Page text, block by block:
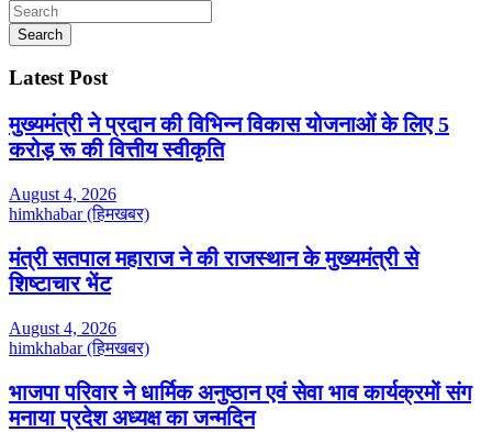
YouTube
Search
Latest Post
मुख्यमंत्री ने प्रदान की विभिन्न विकास योजनाओं के लिए 5
करोड़ रू की वित्तीय स्वीकृति
August 4, 2026
himkhabar (हिमखबर)
मंत्री सतपाल महाराज ने की राजस्थान के मुख्यमंत्री से
शिष्टाचार भेंट
August 4, 2026
himkhabar (हिमखबर)
भाजपा परिवार ने धार्मिक अनुष्ठान एवं सेवा भाव कार्यक्रमों संग
मनाया प्रदेश अध्यक्ष का जन्मदिन